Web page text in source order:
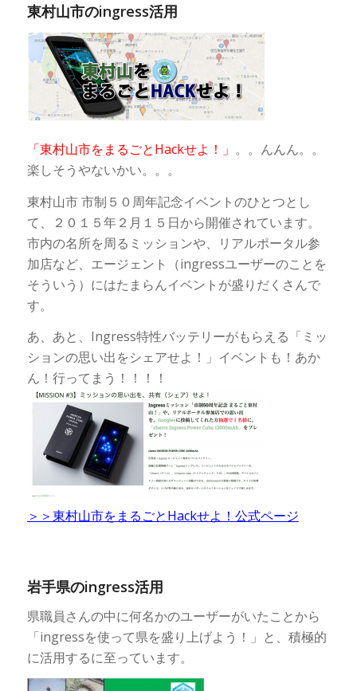
東村山市のingress活用
「東村山市をまるごとHackせよ！」 。。んんん。。
楽しそうやないかい。。。
東村山市 市制５０周年記念イベントのひとつとし
て、２０１５年２月１５日から開催されています。
市内の名所を周るミッションや、リアルポータル参
加店など、エージェント（ingressユーザーのことを
そういう）にはたまらんイベントが盛りだくさんで
す。
あ、あと、Ingress特性バッテリーがもらえる「ミッ
ションの思い出をシェアせよ！」イベントも！あか
ん！行ってまう！！！！
＞＞東村山市をまるごとHackせよ！公式ページ
岩手県のingress活用
県職員さんの中に何名かのユーザーがいたことから
「ingressを使って県を盛り上げよう！」と、積極的
に活用するに至っています。